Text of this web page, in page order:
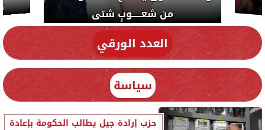
من شعـــــوبٍ شتى دي سياسة
العدد الورقي
سياسة
حزب إرادة جيل يطالب الحكومة بإعادة